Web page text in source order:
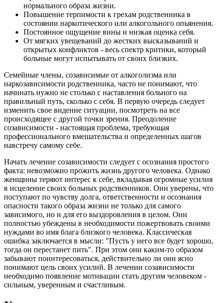
нормального образа жизни.
Повышение терпимости к грехам родственника в
состоянии наркотического или алкогольного опьянения.
Постоянное ощущение вины и низкая оценка себя.
От мягких увещеваний до жестких высказываний и
открытых конфликтов - весь спектр критики, который
больные могут испытывать от своих близких.
Семейные члены, созависимые от алкоголизма или
наркозависимости родственника, часто не понимают, что
начинать нужно не столько с наставления больного на
правильный путь, сколько с себя. В первую очередь следует
изменить свое видение ситуации, посмотреть на все
происходящее с другой точки зрения. Преодоление
созависимости - настоящая проблема, требующая
профессионального вмешательства и определенных шагов
навстречу самому себе.
Начать лечение созависимости следует с осознания простого
факта: невозможно прожить жизнь другого человека. Однако
женщины теряют интерес к себе, вкладывая огромные усилия
в исцеление своих больных родственников. Они уверены, что
поступают по чувству долга, ответственности и осознания
опасности такого образа жизни не только для самого
зависимого, но и для его выздоровления в целом. Они
полностью убеждены в необходимости пожертвовать своими
нуждами во имя блага близкого человека. Классическая
ошибка заключается в мысли: "Пусть у него все будет хорошо,
тогда он перестанет пить". При этом они каким-то образом
забывают поинтересоваться, действительно ли они ясно
понимают цель своих усилий. В лечении созависимости
необходимо появление мотивации стать другим человеком -
сильным, уверенным и счастливым.